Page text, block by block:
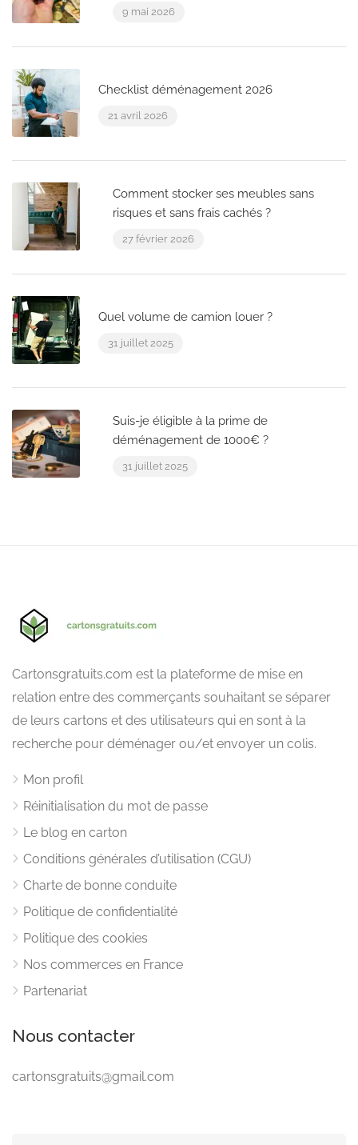
9 mai 2026
Checklist déménagement 2026
21 avril 2026
Comment stocker ses meubles sans
risques et sans frais cachés ?
27 février 2026
Quel volume de camion louer ?
31 juillet 2025
Suis-je éligible à la prime de
déménagement de 1000€ ?
31 juillet 2025
Cartonsgratuits.com est la plateforme de mise en
relation entre des commerçants souhaitant se séparer
de leurs cartons et des utilisateurs qui en sont à la
recherche pour déménager ou/et envoyer un colis.
Mon profil
Réinitialisation du mot de passe
Le blog en carton
Conditions générales d’utilisation (CGU)
Charte de bonne conduite
Politique de confidentialité
Politique des cookies
Nos commerces en France
Partenariat
Nous contacter
cartonsgratuits@gmail.com